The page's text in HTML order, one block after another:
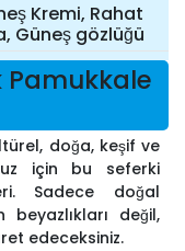
Kremi, Rahat
Güneş gözlüğü
Pamukkale
doğa, keşif ve
için bu seferki
Sadece doğal
beyazlıkları değil,
edeceksiniz.